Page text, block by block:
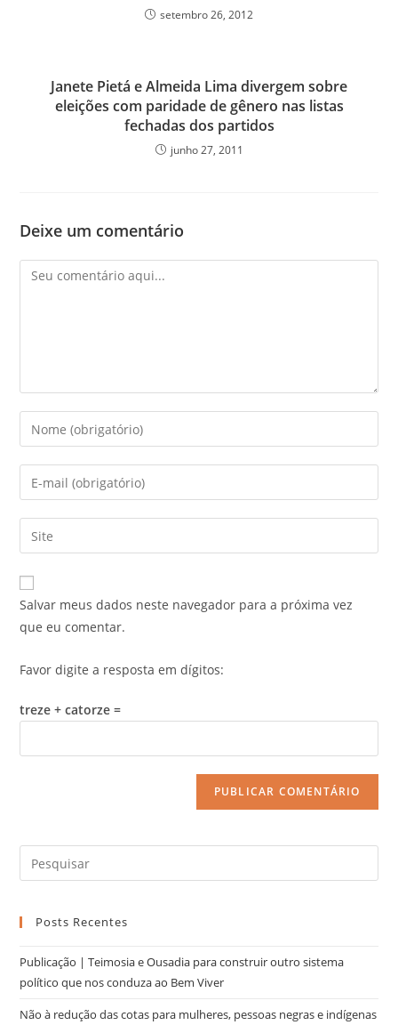
setembro 26, 2012
Janete Pietá e Almeida Lima divergem sobre
eleições com paridade de gênero nas listas
fechadas dos partidos
junho 27, 2011
Deixe um comentário
Salvar meus dados neste navegador para a próxima vez
que eu comentar.
Favor digite a resposta em dígitos:
treze + catorze =
Posts Recentes
Publicação | Teimosia e Ousadia para construir outro sistema
político que nos conduza ao Bem Viver
Não à redução das cotas para mulheres, pessoas negras e indígenas